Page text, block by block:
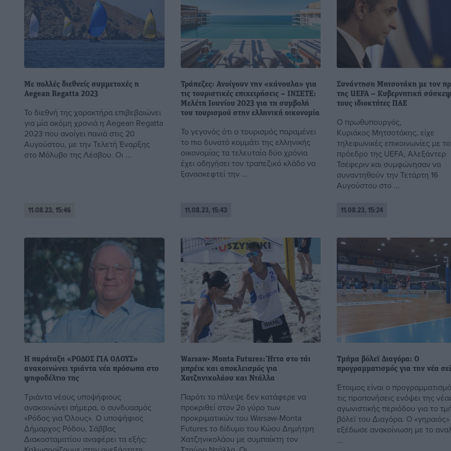
Με πολλές διεθνείς συμμετοχές η
Αegean Regatta 2023
Το διεθνή της χαρακτήρα επιβεβαιώνει
για μία ακόμη χρονιά η Aegean Regatta
2023 που ανοίγει πανιά στις 20
Αυγούστου, με την Τελετή Έναρξης
στο Μόλυβο της Λέσβου. Οι ...
11.08.23, 15:46
Τράπεζες: Ανοίγουν την «κάνουλα» για
τις τουριστικές επιχειρήσεις – ΙΝΣΕΤΕ:
Μελέτη Ιουνίου 2023 για τη συμβολή
του τουρισμού στην ελληνική οικονομία
Το γεγονός ότι ο τουρισμός παραμένει
το πιο δυνατό κομμάτι της ελληνικής
οικονομίας τα τελευταία δύο χρόνια
έχει οδηγήσει τον τραπεζικό κλάδο να
ξανασκεφτεί την ...
11.08.23, 15:43
Συνάντηση Μητσοτάκη με τον
της UEFA – Κυβερνητική
τους ιδιοκτήτες ΠΑΕ
Ο πρωθυπουργός,
Κυριάκος Μητσοτάκης, είχε
τηλεφωνικές επικοινωνίες με
πρόεδρο της UEFA, Αλεξάντερ
Τσέφεριν και συμφώνησαν να
συναντηθούν την Τετάρτη 16
Αυγούστου στο ...
11.08.23, 15:24
Η παράταξη «ΡΟΔΟΣ ΓΙΑ ΟΛΟΥΣ»
ανακοινώνει τριάντα νέα πρόσωπα στο
ψηφοδέλτιο της
Τριάντα νέους υποψήφιους
ανακοινώνει σήμερα, ο συνδυασμός
«Ρόδος για Όλους». Ο υποψήφιος
Δήμαρχος Ρόδου, Σάββας
Διακοσταματίου αναφέρει τα εξής:
Warsaw- Monta Futures: Ήττα στο τάι
μπρέικ και αποκλεισμός για
Χατζηνικολάου και Ντάλλα
Παρότι το πάλεψε δεν κατάφερε να
προκριθεί στον 2ο γύρο των
προκριματικών του Warsaw-Monta
Futures το δίδυμο του Κώου Δημήτρη
Χατζηνικολάου με συμπαίκτη τον
Τμήμα βόλεϊ Διαγόρα: Ο
προγραμματισμός για την νέα
Έτοιμος είναι ο
τις προπονήσεις ενόψει της
αγωνιστικής περιόδου για το
βόλεϊ του Διαγόρα. Ο «γηραιός»
εξέδωσε ανακοίνωση με το
...